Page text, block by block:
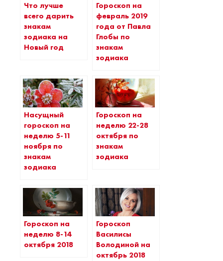
Что лучше
всего дарить
знакам
зодиака на
Новый год
Гороскоп на
февраль 2019
года от Павла
Глобы по
знакам
зодиака
Насущный
гороскоп на
неделю 5-11
ноября по
знакам
зодиака
Гороскоп на
неделю 22-28
октября по
знакам
зодиака
Гороскоп на
неделю 8-14
октября 2018
Гороскоп
Василисы
Володиной на
октябрь 2018